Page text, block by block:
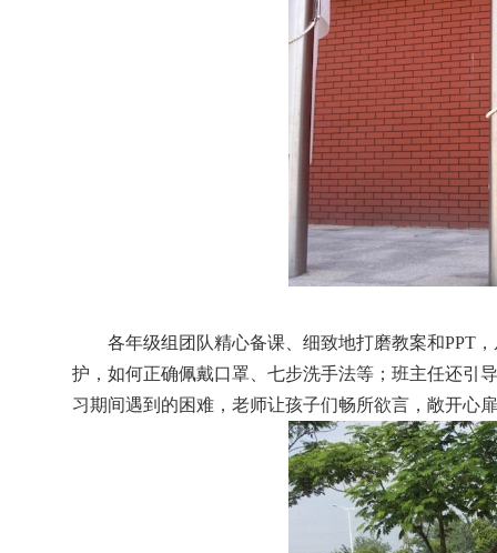
各年级组团队精心备课、细致地打磨教案和PPT
护，如何正确佩戴口罩、七步洗手法等；班主任还引
习期间遇到的困难，老师让孩子们畅所欲言，敞开心